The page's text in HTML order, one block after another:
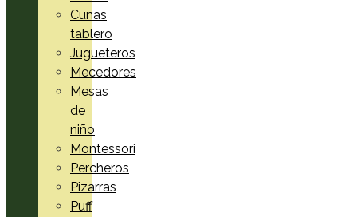
Cunas
tablero
Jugueteros
Mecedores
Mesas
de
niño
Montessori
Percheros
Pizarras
Puff